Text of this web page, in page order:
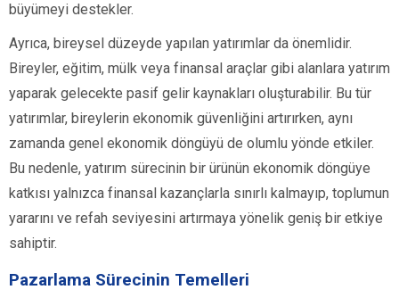
büyümeyi destekler.
Ayrıca, bireysel düzeyde yapılan yatırımlar da önemlidir.
Bireyler, eğitim, mülk veya finansal araçlar gibi alanlara yatırım
yaparak gelecekte pasif gelir kaynakları oluşturabilir. Bu tür
yatırımlar, bireylerin ekonomik güvenliğini artırırken, aynı
zamanda genel ekonomik döngüyü de olumlu yönde etkiler.
Bu nedenle, yatırım sürecinin bir ürünün ekonomik döngüye
katkısı yalnızca finansal kazançlarla sınırlı kalmayıp, toplumun
yararını ve refah seviyesini artırmaya yönelik geniş bir etkiye
sahiptir.
Pazarlama Sürecinin Temelleri